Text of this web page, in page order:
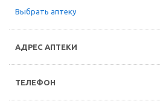
Выбрать аптеку